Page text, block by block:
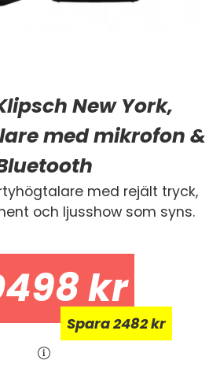
New York,
med mikrofon &
med rejält tryck,
och ljusshow som syns.
kr
Spara
Spara2482 kr